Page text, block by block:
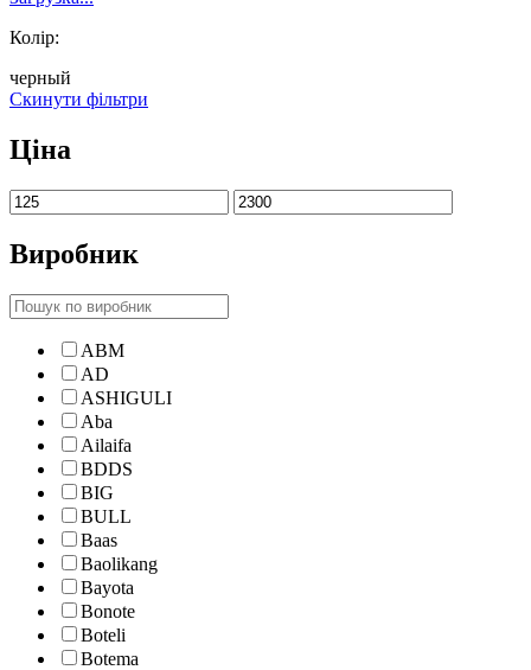
Колір:
черный
Скинути фільтри
Ціна
Виробник
ABM
AD
ASHIGULI
Aba
Ailaifa
BDDS
BIG
BULL
Baas
Baolikang
Bayota
Bonote
Boteli
Botema